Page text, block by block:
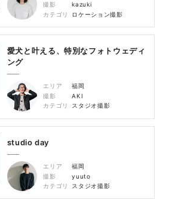
撮影
kazuki
カテゴリ
ロケーション撮影
愛犬と叶える、特別なフォトウェディ
ング
エリア
福岡
撮影
AKI
カテゴリ
スタジオ撮影
studio day
エリア
福岡
撮影
yuuto
カテゴリ
スタジオ撮影